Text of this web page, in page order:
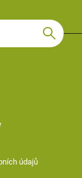
údajů